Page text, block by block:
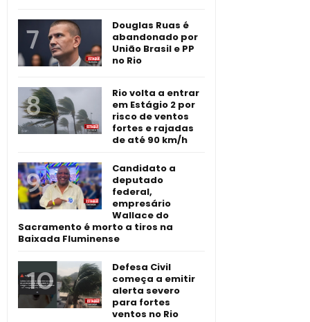
Douglas Ruas é
abandonado por
União Brasil e PP
no Rio
Rio volta a entrar
em Estágio 2 por
risco de ventos
fortes e rajadas
de até 90 km/h
Candidato a
deputado
federal,
empresário
Wallace do
Sacramento é morto a tiros na
Baixada Fluminense
Defesa Civil
começa a emitir
alerta severo
para fortes
ventos no Rio